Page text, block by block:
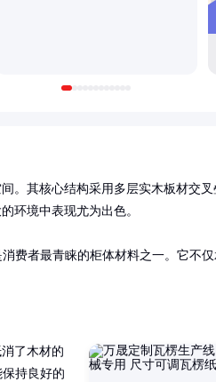
。其核心结构采用多层实木板材交
环境中表现尤为出色。
费者最青睐的柜体材料之一。它不
了木材的
持良好的